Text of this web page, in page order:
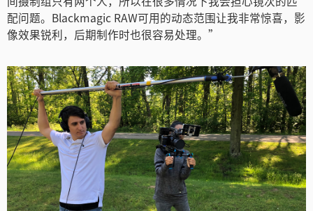
配问题。Blackmagic RAW可用的动态范围让我非常惊喜，影
像效果锐利，后期制作时也很容易处理。”